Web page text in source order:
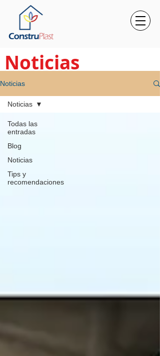
Noticias
Noticias
Todas las
entradas
Blog
Noticias
Tips y
recomendaciones
Noticias